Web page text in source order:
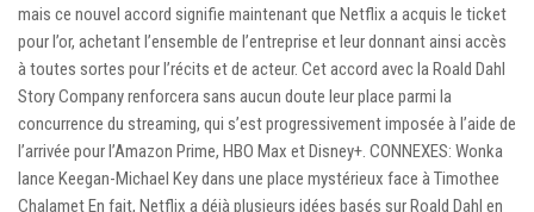
mais ce nouvel accord signifie maintenant que Netflix a acquis le ticket
pour l’or, achetant l’ensemble de l’entreprise et leur donnant ainsi accès
à toutes sortes pour l’récits et de acteur. Cet accord avec la Roald Dahl
Story Company renforcera sans aucun doute leur place parmi la
concurrence du streaming, qui s’est progressivement imposée à l’aide de
l’arrivée pour l’Amazon Prime, HBO Max et Disney+. CONNEXES: Wonka
lance Keegan-Michael Key dans une place mystérieux face à Timothee
Chalamet En fait, Netflix a déjà plusieurs idées basés sur Roald Dahl en